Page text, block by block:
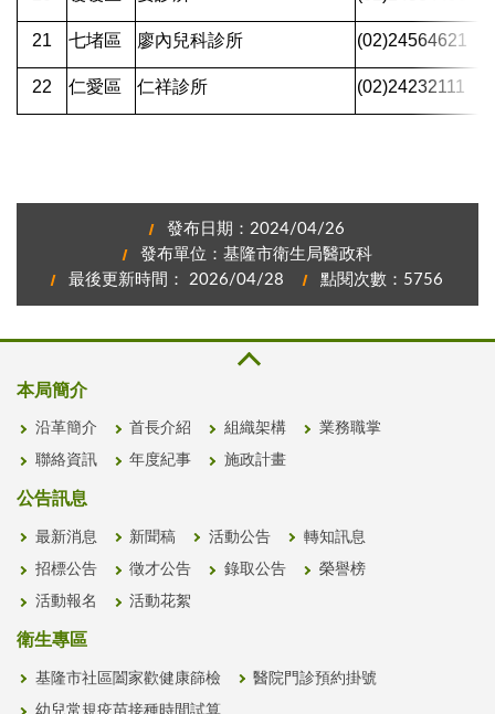
21 七堵區 廖內兒科診所 (02)24564621
22 仁愛區 仁祥診所 (02)24232111
發布日期：2024/04/26
發布單位：基隆市衛生局醫政科
最後更新時間： 2026/04/28
點閱次數：5756
本局簡介
沿革簡介 首長介紹 組織架構 業務職掌
聯絡資訊 年度紀事 施政計畫
公告訊息
最新消息 新聞稿 活動公告 轉知訊息
招標公告 徵才公告 錄取公告 榮譽榜
活動報名 活動花絮
衛生專區
基隆市社區闔家歡健康篩檢 醫院門診預約掛號
幼兒常規疫苗接種時間試算